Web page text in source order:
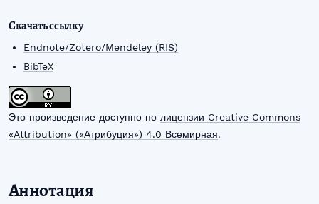
Скачать ссылку
Endnote/Zotero/Mendeley (RIS)
BibTeX
Это произведение доступно по лицензии Creative Commons
«Attribution» («Атрибуция») 4.0 Всемирная.
Аннотация